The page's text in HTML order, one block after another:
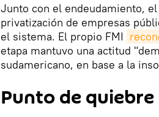
Junto con el endeudamiento,
privatización de empresas
el sistema. El propio FMI
etapa mantuvo una actitud
sudamericano, en base a la
Punto de quiebre